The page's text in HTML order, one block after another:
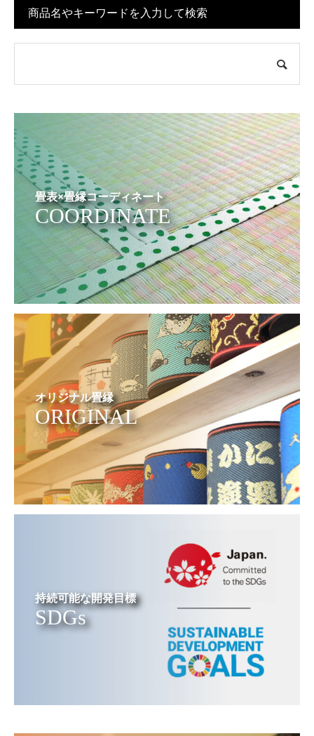
商品名やキーワードを入力して検索
畳表×畳縁コーディネート
COORDINATE
オリジナル畳縁
ORIGINAL
持続可能な開発目標
SDGs